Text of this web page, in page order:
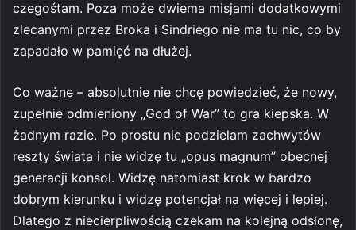
czegośtam. Poza może dwiema misjami dodatkowymi
zlecanymi przez Broka i Sindriego nie ma tu nic, co by
zapadało w pamięć na dłużej.
Co ważne – absolutnie nie chcę powiedzieć, że nowy,
zupełnie odmieniony „God of War” to gra kiepska. W
żadnym razie. Po prostu nie podzielam zachwytów
reszty świata i nie widzę tu „opus magnum” obecnej
generacji konsol. Widzę natomiast krok w bardzo
dobrym kierunku i widzę potencjał na więcej i lepiej.
Dlatego z niecierpliwością czekam na kolejną odsłonę,